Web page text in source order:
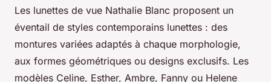
Les lunettes de vue Nathalie Blanc proposent un
éventail de styles contemporains lunettes : des
montures variées adaptés à chaque morphologie,
aux formes géométriques ou designs exclusifs. Les
modèles Celine, Esther, Ambre, Fanny ou Helene